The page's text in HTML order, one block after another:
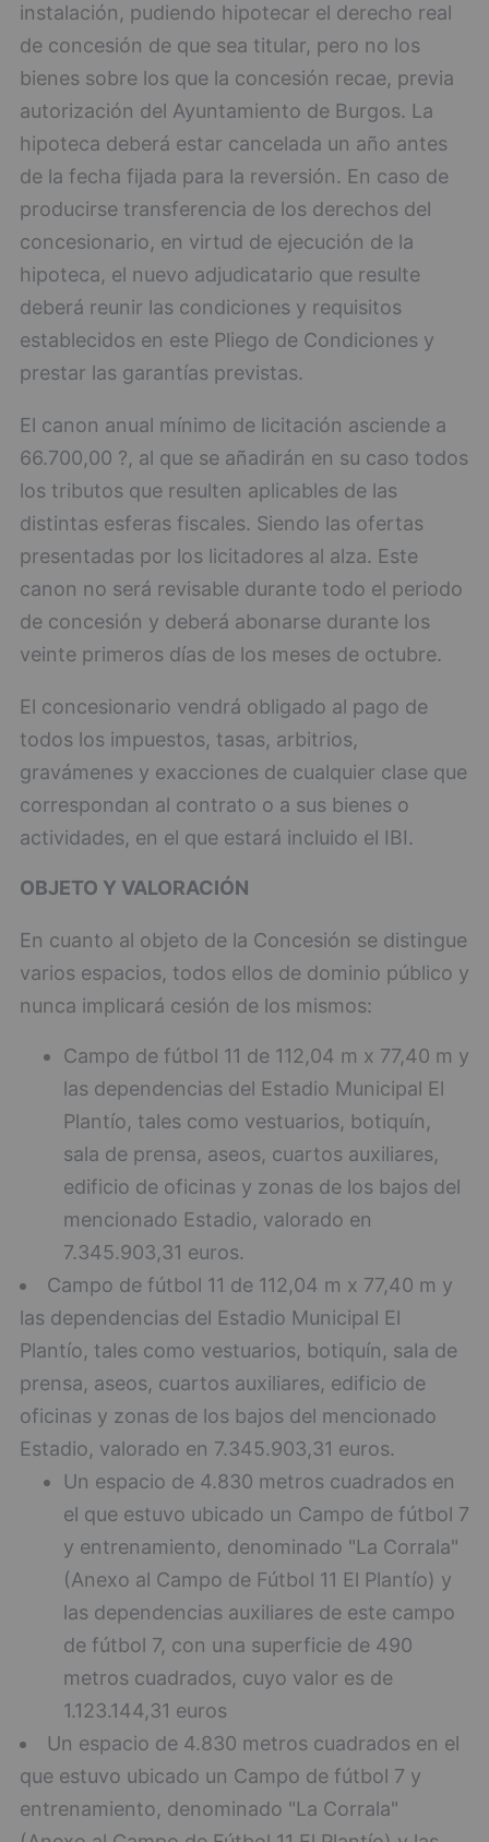
instalación, pudiendo hipotecar el derecho real
de concesión de que sea titular, pero no los
bienes sobre los que la concesión recae, previa
autorización del Ayuntamiento de Burgos. La
hipoteca deberá estar cancelada un año antes
de la fecha fijada para la reversión. En caso de
producirse transferencia de los derechos del
concesionario, en virtud de ejecución de la
hipoteca, el nuevo adjudicatario que resulte
deberá reunir las condiciones y requisitos
establecidos en este Pliego de Condiciones y
prestar las garantías previstas.
El canon anual mínimo de licitación asciende a
66.700,00 ?, al que se añadirán en su caso todos
los tributos que resulten aplicables de las
distintas esferas fiscales. Siendo las ofertas
presentadas por los licitadores al alza. Este
canon no será revisable durante todo el periodo
de concesión y deberá abonarse durante los
veinte primeros días de los meses de octubre.
El concesionario vendrá obligado al pago de
todos los impuestos, tasas, arbitrios,
gravámenes y exacciones de cualquier clase que
correspondan al contrato o a sus bienes o
actividades, en el que estará incluido el IBI.
OBJETO Y VALORACIÓN
En cuanto al objeto de la Concesión se distingue
varios espacios, todos ellos de dominio público y
nunca implicará cesión de los mismos:
Campo de fútbol 11 de 112,04 m x 77,40 m y
las dependencias del Estadio Municipal El
Plantío, tales como vestuarios, botiquín,
sala de prensa, aseos, cuartos auxiliares,
edificio de oficinas y zonas de los bajos del
mencionado Estadio, valorado en
7.345.903,31 euros.
Campo de fútbol 11 de 112,04 m x 77,40 m y
las dependencias del Estadio Municipal El
Plantío, tales como vestuarios, botiquín, sala de
prensa, aseos, cuartos auxiliares, edificio de
oficinas y zonas de los bajos del mencionado
Estadio, valorado en 7.345.903,31 euros.
Un espacio de 4.830 metros cuadrados en
el que estuvo ubicado un Campo de fútbol 7
y entrenamiento, denominado "La Corrala"
(Anexo al Campo de Fútbol 11 El Plantío) y
las dependencias auxiliares de este campo
de fútbol 7, con una superficie de 490
metros cuadrados, cuyo valor es de
1.123.144,31 euros
Un espacio de 4.830 metros cuadrados en el
que estuvo ubicado un Campo de fútbol 7 y
entrenamiento, denominado "La Corrala"